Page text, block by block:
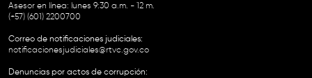
Asesor en línea: lunes 9:30 a.m. - 12 m.
(+57) (601) 2200700
Correo de notificaciones judiciales:
notificacionesjudiciales@rtvc.gov.co
Denuncias por actos de corrupción: